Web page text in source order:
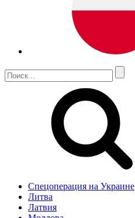
Спецоперация на Украине
Литва
Латвия